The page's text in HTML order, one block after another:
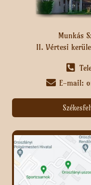
Munkás
II. Vértesi
E-mail: